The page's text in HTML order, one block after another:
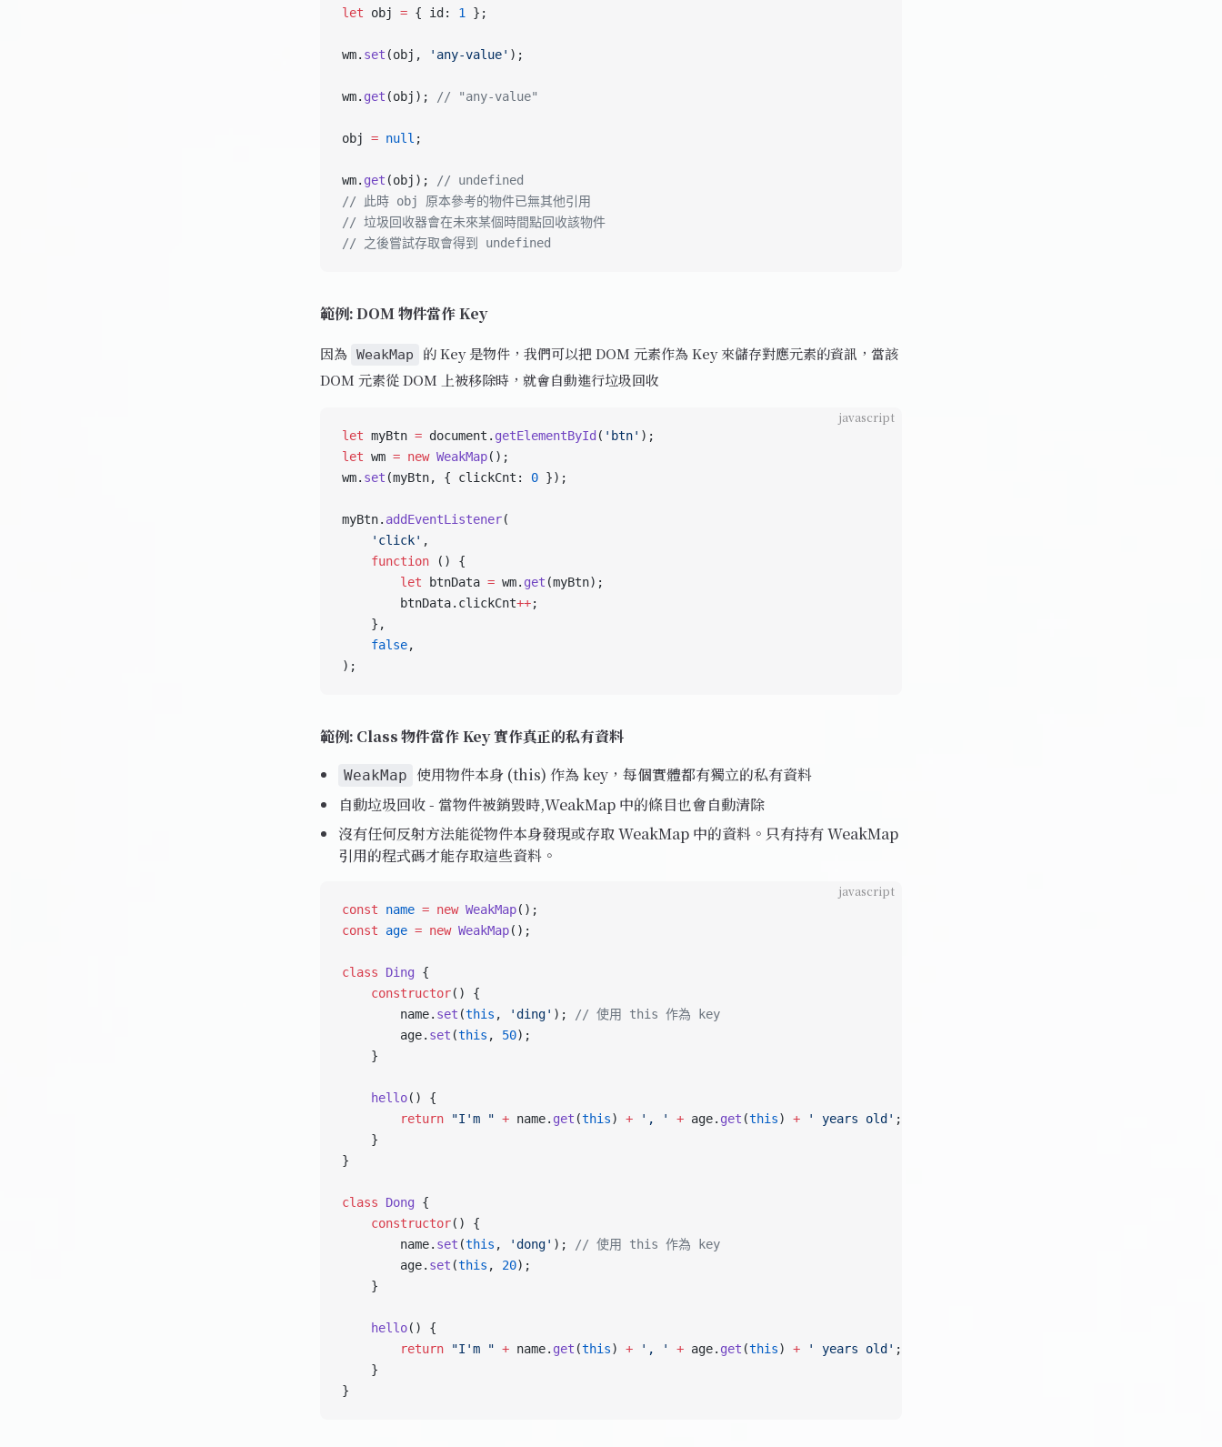
let obj = { id: 1 };
wm. set (obj, 'any-value' );
wm. get (obj); // "any-value"
obj = null ;
wm. get (obj);
// undefined
// 此時 obj 原本參考的物件已無其他引用
// 垃圾回收器會在未來某個時間點回收該物件
// 之後嘗試存取會得到 undefined
範例: DOM 物件當作 Key
因為 WeakMap
的 Key 是物件，我們可以把 DOM 元素作為 Key 來儲存對應元素的資訊，當該
DOM 元素從 DOM 上被移除時，就會自動進行垃圾回收
javascript
let myBtn = document. getElementById ( 'btn' );
let wm = new WeakMap();
wm. set (myBtn, { clickCnt: 0 });
myBtn. addEventListener(
    'click'
,
    function
() {
        let
btnData = wm. get (myBtn);
        btnData.clickCnt
++;
    },
    false
,
);
範例: Class 物件當作 Key 實作真正的私有資料
WeakMap
使用物件本身 (this) 作為 key，每個實體都有獨立的私有資料
自動垃圾回收 - 當物件被銷毀時,WeakMap 中的條目也會自動清除
沒有任何反射方法能從物件本身發現或存取 WeakMap 中的資料。只有持有 WeakMap
引用的程式碼才能存取這些資料。
javascript
const name = new WeakMap();
const age = new WeakMap();
class Ding {
    constructor
() {
        name.
set (this , 'ding' );
// 使用 this 作為 key
        age.
set (this , 50);
    }
    hello
() {
        return
"I'm " + name. get (this) + ', ' + age. get (this) + ' years old' ;
    }
}
class Dong {
    constructor
() {
        name.
set (this , 'dong' );
// 使用 this 作為 key
        age.
set (this , 20);
    }
    hello
() {
        return
"I'm " + name. get (this) + ', ' + age. get (this) + ' years old' ;
    }
}